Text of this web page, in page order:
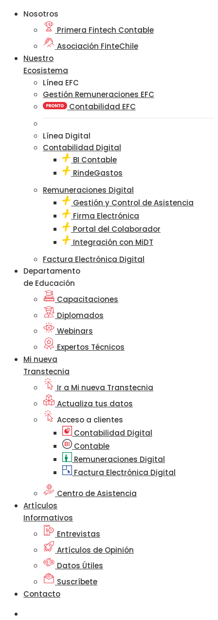
Nosotros
Primera Fintech Contable
Asociación FinteChile
Nuestro
Ecosistema
Línea EFC
Gestión Remuneraciones EFC
Contabilidad EFC
Línea Digital
Contabilidad Digital
BI Contable
RindeGastos
Remuneraciones Digital
Gestión y Control de Asistencia
Firma Electrónica
Portal del Colaborador
Integración con MiDT
Factura Electrónica Digital
Departamento
de Educación
Capacitaciones
Diplomados
Webinars
Expertos Técnicos
Mi nueva
Transtecnia
Ir a Mi nueva Transtecnia
Actualiza tus datos
Acceso a clientes
Contabilidad Digital
Contable
Remuneraciones Digital
Factura Electrónica Digital
Centro de Asistencia
Artículos
Informativos
Entrevistas
Artículos de Opinión
Datos Útiles
Suscríbete
Contacto